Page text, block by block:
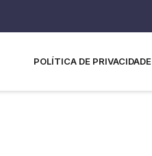
POLÍTICA DE PRIVACIDADE